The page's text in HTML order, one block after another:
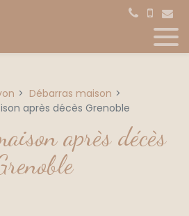
Débarras maison
après décès Grenoble
après décès